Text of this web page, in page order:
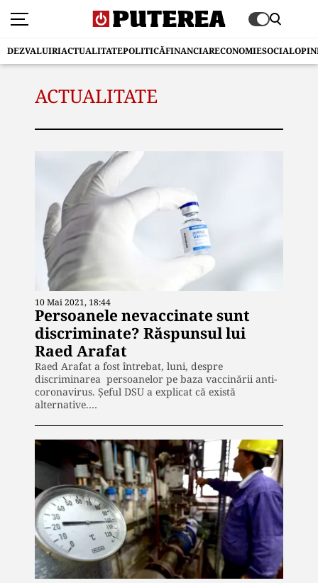
DEZVALUIRIACTUALITATEPOLITICĂFINANCIARECONOMIESOCIAL
ACTUALITATE
10 Mai 2021, 18:44
Persoanele nevaccinate sunt
discriminate? Răspunsul lui
Raed Arafat
Raed Arafat a fost întrebat, luni, despre
discriminarea persoanelor pe baza vaccinării anti-
coronavirus. Șeful DSU a explicat că există
alternative.…